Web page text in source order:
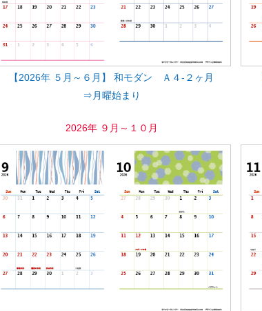
【2026年 ５月～６月】 和モダン Ａ４-２ヶ月
⇒月曜始まり
2026年 ９月～１０月